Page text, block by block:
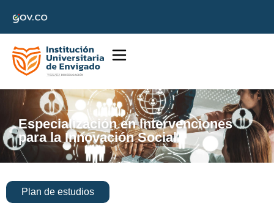
Especialización en Intervenciones
para la Innovación Social
Plan de estudios